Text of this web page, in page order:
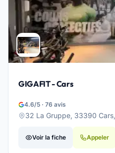
GIGAFIT - Cars
4.6/5 · 76 avis
32 La Gruppe, 33390
Voir la fiche Appeler